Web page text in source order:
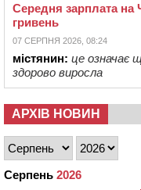
Середня зарплата на
гривень
07 СЕРПНЯ 2026, 08:24
містянин: це означає
здорово виросла
АРХІВ НОВИН
Серпень 2026